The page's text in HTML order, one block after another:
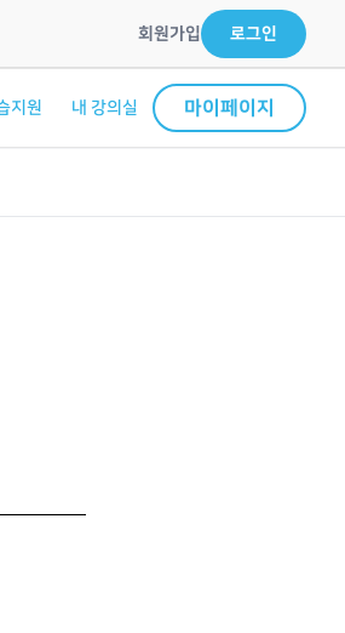
회원가입 로그인
지원 내 강의실 마이페이지